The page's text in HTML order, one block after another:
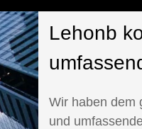
Lehonb
Wir haben dem
und